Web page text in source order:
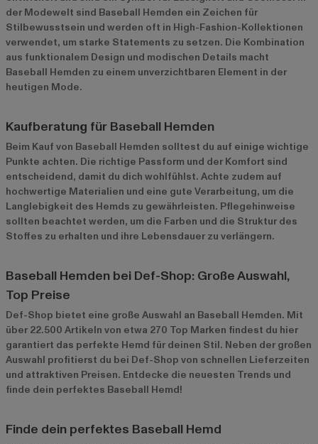
der Modewelt sind Baseball Hemden ein Zeichen für
Stilbewusstsein und werden oft in High-Fashion-Kollektionen
verwendet, um starke Statements zu setzen. Die Kombination
aus funktionalem Design und modischen Details macht
Baseball Hemden zu einem unverzichtbaren Element in der
heutigen Mode.
Kaufberatung für Baseball Hemden
Beim Kauf von Baseball Hemden solltest du auf einige wichtige
Punkte achten. Die richtige Passform und der Komfort sind
entscheidend, damit du dich wohlfühlst. Achte zudem auf
hochwertige Materialien und eine gute Verarbeitung, um die
Langlebigkeit des Hemds zu gewährleisten. Pflegehinweise
sollten beachtet werden, um die Farben und die Struktur des
Stoffes zu erhalten und ihre Lebensdauer zu verlängern.
Baseball Hemden bei Def-Shop: Große Auswahl,
Top Preise
Def-Shop bietet eine große Auswahl an Baseball Hemden. Mit
über 22.500 Artikeln von etwa 270 Top Marken findest du hier
garantiert das perfekte Hemd für deinen Stil. Neben der großen
Auswahl profitierst du bei Def-Shop von schnellen Lieferzeiten
und attraktiven Preisen. Entdecke die neuesten Trends und
finde dein perfektes Baseball Hemd!
Finde dein perfektes Baseball Hemd